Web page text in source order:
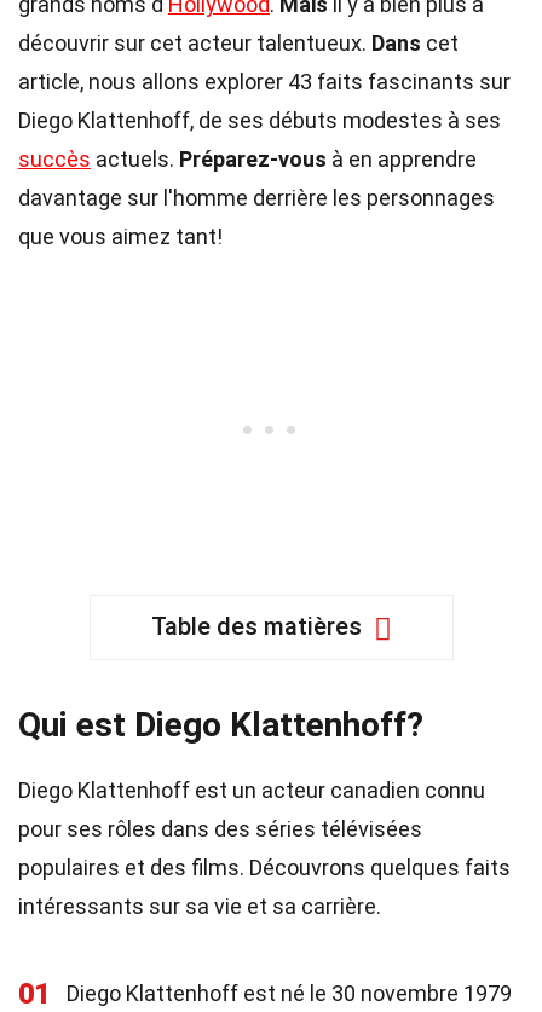
découvrir sur cet acteur talentueux. Dans cet
article, nous allons explorer 43 faits fascinants sur
Diego Klattenhoff, de ses débuts modestes à ses
succès actuels. Préparez-vous à en apprendre
davantage sur l'homme derrière les personnages
que vous aimez tant!
Table des matières
Qui est Diego Klattenhoff?
Diego Klattenhoff est un acteur canadien connu
pour ses rôles dans des séries télévisées
populaires et des films. Découvrons quelques faits
intéressants sur sa vie et sa carrière.
01
Diego Klattenhoff est né le 30 novembre 1979